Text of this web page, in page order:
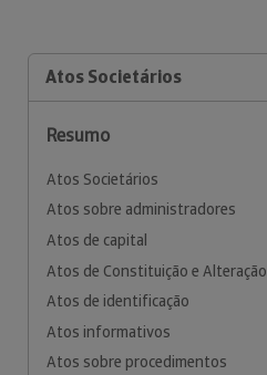
Atos Societários
Resumo
Atos Societários
Atos sobre administradores
Atos de capital
Atos de Constituição e Alteração
Atos de identificação
Atos informativos
Atos sobre procedimentos